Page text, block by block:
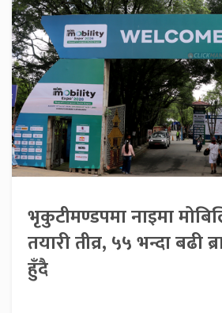
भृकुटीमण्डपमा नाइमा
तयारी तीव्र, ५५ भन्दा बढी
हुँदै